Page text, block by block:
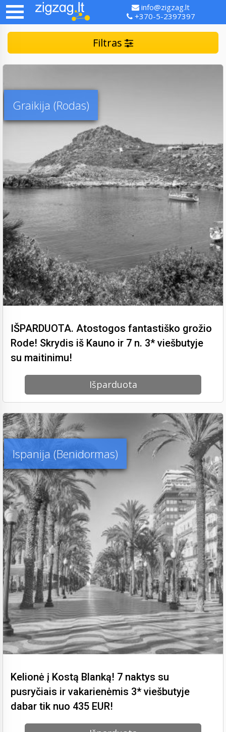
info@zigzag.lt
+370-5-2397397
Filtras
Graikija (Rodas)
IŠPARDUOTA. Atostogos fantastiško grožio
Rode! Skrydis iš Kauno ir 7 n. 3* viešbutyje
su maitinimu!
Išparduota
Ispanija (Benidormas)
Kelionė į Kostą Blanką! 7 naktys su
pusryčiais ir vakarienėmis 3* viešbutyje
dabar tik nuo 435 EUR!